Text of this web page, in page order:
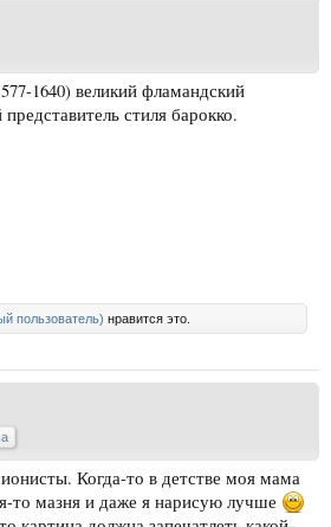
1640) великий фламандский
стиля барокко.
пользователь) нравится это.
Когда-то в детстве моя мама
то мазня и даже я нарисую лучше